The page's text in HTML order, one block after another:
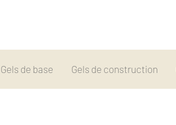
Gels de base Gels de construction